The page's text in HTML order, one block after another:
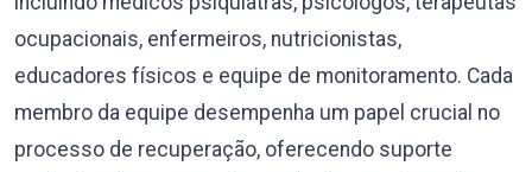
ocupacionais, enfermeiros, nutricionistas,
educadores físicos e equipe de monitoramento. Cada
membro da equipe desempenha um papel crucial no
processo de recuperação, oferecendo suporte